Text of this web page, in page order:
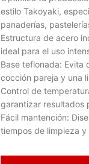
estilo Takoyaki,
panaderías,
Estructura de acero
ideal para el uso
Base teflonada: Evita
cocción pareja y una
Control de
garantizar resultados
Fácil mantención:
tiempos de limpieza y